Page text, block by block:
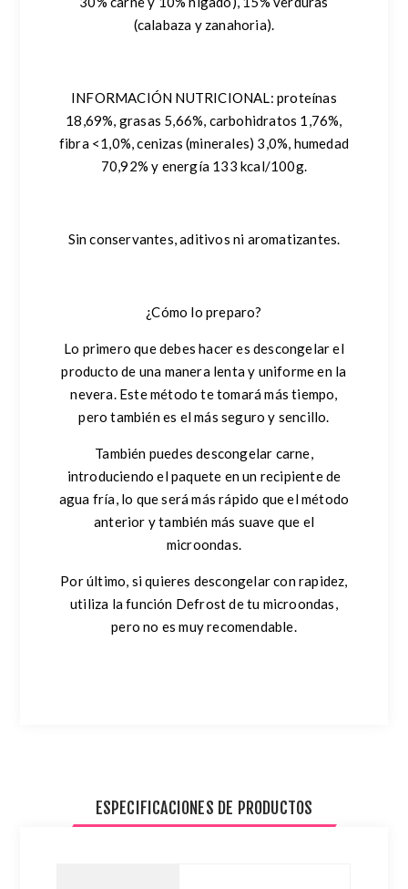
(calabaza y zanahoria).
INFORMACIÓN NUTRICIONAL:proteínas
18,69%, grasas 5,66%, carbohidratos 1,76%,
fibra <1,0%, cenizas (minerales) 3,0%, humedad
70,92% y energía 133 kcal/100g.
Sin conservantes, aditivos ni aromatizantes.
¿Cómo lo preparo?
Lo primero que debes hacer es descongelar el
producto de una manera lenta y uniforme en la
nevera. Este método te tomará más tiempo,
pero también es el más seguro y sencillo.
También puedes descongelar carne,
introduciendo el paquete en un recipiente de
agua fría, lo que será más rápido que el método
anterior y también más suave que el
microondas.
Por último, si quieres descongelar con rapidez,
utiliza la función Defrost de tu microondas,
pero no es muy recomendable.
ESPECIFICACIONES DE PRODUCTOS